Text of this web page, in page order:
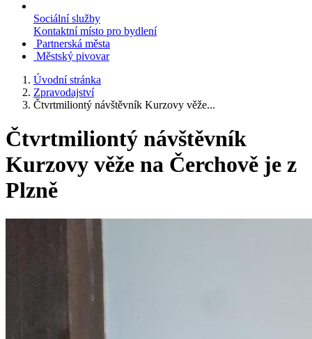
Sociální služby
Kontaktní místo pro bydlení
Partnerská města
Městský pivovar
Úvodní stránka
Zpravodajství
Čtvrtmiliontý návštěvník Kurzovy věže...
Čtvrtmiliontý návštěvník
Kurzovy věže na Čerchově je z
Plzně